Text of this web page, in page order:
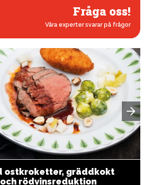
Fråga oss!
Våra experter svarar på frågor
ostkroketter, gräddkokt
rödvinsreduktion